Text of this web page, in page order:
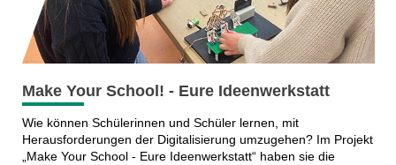
Make Your School! - Eure Ideenwerkstatt
Wie können Schülerinnen und Schüler lernen, mit
Herausforderungen der Digitalisierung umzugehen? Im Projekt
„Make Your School - Eure Ideenwerkstatt“ haben sie die